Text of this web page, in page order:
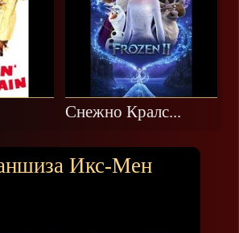
Снежно Кралс...
Икс-Мен